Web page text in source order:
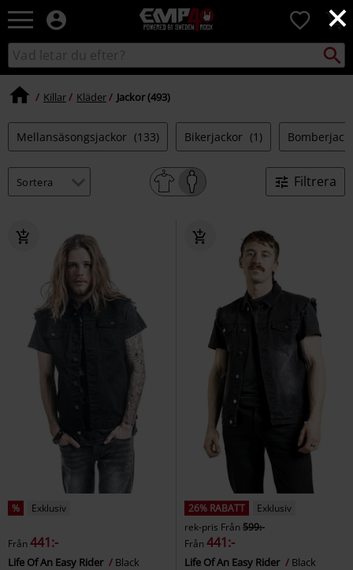
×
EMP
-
Musik,
TV
-
Alternativt
0
Sök
i
Sök
Killar Kläder Jackor (493)
Mellansäsongsjackor (133) Bikerjackor (1)
Filtrera
% Exklusiv
Från441:-
Life Of An Easy Rider
Black
26% RABATT
Exklusiv
rek-pris Från599:-
Från441:-
Life Of An Easy Rider
Black